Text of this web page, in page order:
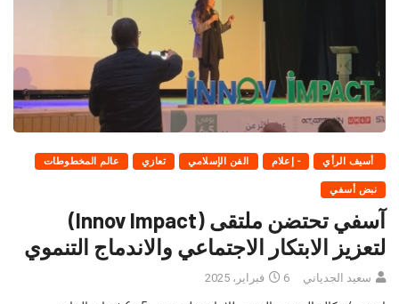
أسيف الرأي - إعلام الفن الإسلامي تعازي عالم المخطوطات
نبض أسفي
آسفي تحتضن ملتقى (Innov Impact)
لتعزيز الابتكار الاجتماعي والاندماج التنموي
سعيد الجدياني 6 فبراير، 2025